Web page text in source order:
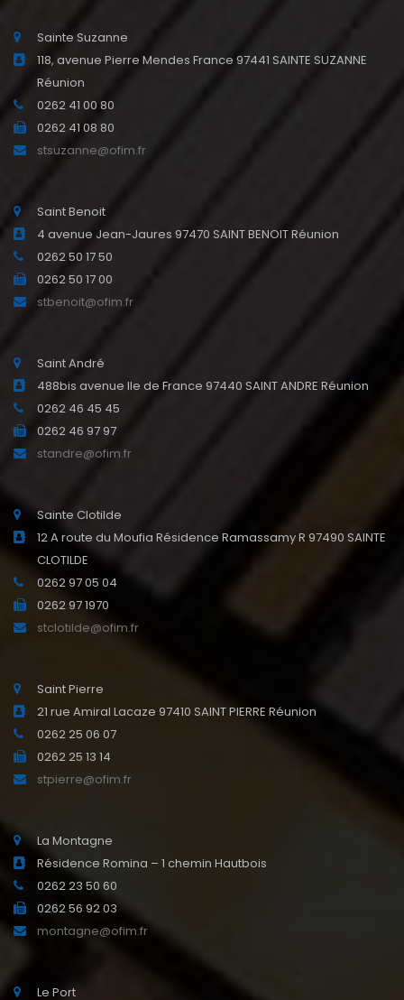
Sainte Suzanne
118, avenue Pierre Mendes France 97441 SAINTE SUZANNE
Réunion
0262 41 00 80
0262 41 08 80
stsuzanne@ofim.fr
Saint Benoit
4 avenue Jean-Jaures 97470 SAINT BENOIT Réunion
0262 50 17 50
0262 50 17 00
stbenoit@ofim.fr
Saint André
488bis avenue Ile de France 97440 SAINT ANDRE Réunion
0262 46 45 45
0262 46 97 97
standre@ofim.fr
Sainte Clotilde
12 A route du Moufia Résidence Ramassamy R 97490 SAINTE
CLOTILDE
0262 97 05 04
0262 97 1970
stclotilde@ofim.fr
Saint Pierre
21 rue Amiral Lacaze 97410 SAINT PIERRE Réunion
0262 25 06 07
0262 25 13 14
stpierre@ofim.fr
La Montagne
Résidence Romina – 1 chemin Hautbois
0262 23 50 60
0262 56 92 03
montagne@ofim.fr
Le Port